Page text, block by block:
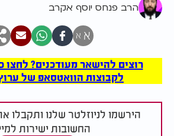
הרב פנחס יוסף אקרב
א א
רוצים להישאר מעודכנים? לחצו
לקבוצות הוואטסאפ של ערוץ 2000
הירשמו לניוזלטר שלנו ותקבלו
החשובות ישירות